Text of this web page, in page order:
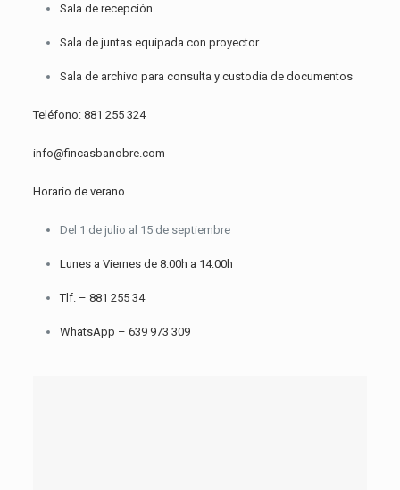
Sala de recepción
Sala de juntas equipada con proyector.
Sala de archivo para consulta y custodia de documentos
Teléfono: 881 255 324
info@fincasbanobre.com
Horario de verano
Del 1 de julio al 15 de septiembre
Lunes a Viernes de 8:00h a 14:00h
Tlf. – 881 255 34
WhatsApp – 639 973 309